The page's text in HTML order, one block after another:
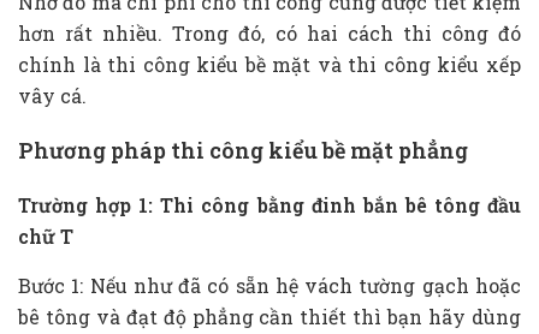
hơn rất nhiều. Trong đó, có hai cách thi công đó
chính là thi công kiểu bề mặt và thi công kiểu xếp
vây cá.
Phương pháp thi công kiểu bề mặt phẳng
Trường hợp 1: Thi công bằng đinh bắn bê tông đầu
chữ T
Bước 1: Nếu như đã có sẵn hệ vách tường gạch hoặc
bê tông và đạt độ phẳng cần thiết thì bạn hãy dùng